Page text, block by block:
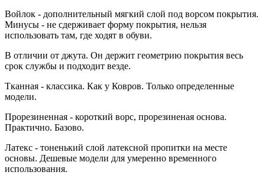
Войлок - дополнительный мягкий слой под ворсом покрытия.
Минусы - не сдерживает форму покрытия, нельзя
использовать там, где ходят в обуви.
В отличии от джута. Он держит геометрию покрытия весь
срок службы и подходит везде.
Тканная - классика. Как у Ковров. Только определенные
модели.
Прорезиненная - короткий ворс, прорезиненая основа.
Практично. Базово.
Латекс - тоненький слой латексной пропитки на месте
основы. Дешевые модели для умеренно временного
использования.